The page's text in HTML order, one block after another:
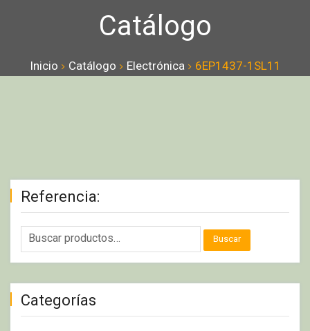
Catálogo
Inicio Catálogo Electrónica 6EP1437-1SL11
Referencia:
Buscar
Categorías